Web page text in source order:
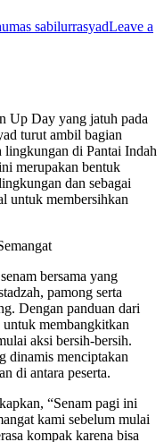
sabilurrasyadLeave a
Up Day yang jatuh pada
turut ambil bagian
lingkungan di Pantai Indah
merupakan bentuk
dan sebagai
untuk membersihkan
bersama yang
pamong serta
Dengan panduan dari
membangkitkan
aksi bersih-bersih.
dinamis menciptakan
di antara peserta.
“Senam pagi ini
kami sebelum mulai
kompak karena bisa